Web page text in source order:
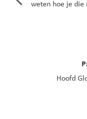
weten hoe je die
Hoofd